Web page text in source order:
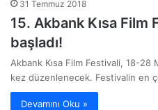
31 Temmuz 2018
15. Akbank Kısa Film
başladı!
Akbank Kısa Film Festivali, 18-28
kez düzenlenecek. Festivalin en
Devamını Oku »